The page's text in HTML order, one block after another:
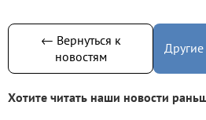
← Вернуться к
новостям
Хотите читать наши новости